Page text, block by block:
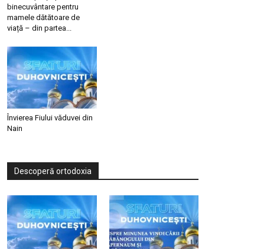
binecuvântare pentru
mamele dătătoare de
viață – din partea...
Învierea Fiului văduvei din
Nain
Descoperă ortodoxia